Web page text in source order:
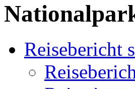
Reisebericht